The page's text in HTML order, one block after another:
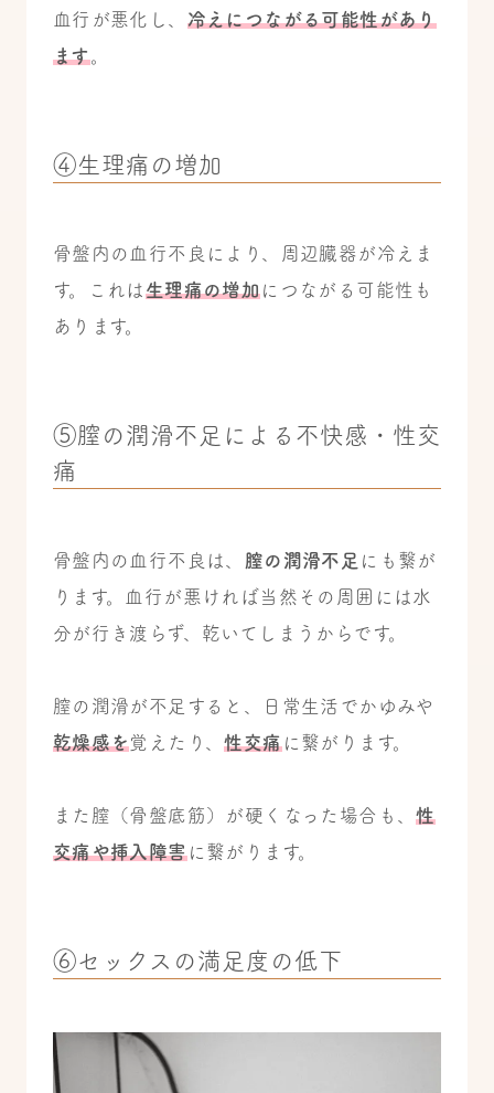
血行が悪化し、 冷えにつながる可能性があり
ます。
④生理痛の増加
骨盤内の血行不良により、周辺臓器が冷えま
す。これは生理痛の増加につながる可能性も
あります。
⑤膣の潤滑不足による不快感・性交
痛
骨盤内の血行不良は、 膣の潤滑不足 にも繋が
ります。血行が悪ければ当然その周囲には水
分が行き渡らず、乾いてしまうからです。
膣の潤滑が不足すると、日常生活でかゆみや
乾燥感を覚えたり、性交痛に繋がります。
また膣（骨盤底筋）が硬くなった場合も、性
交痛や挿入障害に繋がります。
⑥セックスの満足度の低下